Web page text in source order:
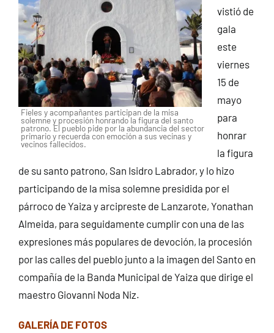
Fieles y acompañantes participan de la misa
solemne y procesión honrando la figura del santo
patrono. El pueblo pide por la abundancia del sector
primario y recuerda con emoción a sus vecinas y
vecinos fallecidos.
vistió de
gala
este
viernes
15 de
mayo
para
honrar
la figura
de su santo patrono, San Isidro Labrador, y lo hizo
participando de la misa solemne presidida por el
párroco de Yaiza y arcipreste de Lanzarote, Yonathan
Almeida, para seguidamente cumplir con una de las
expresiones más populares de devoción, la procesión
por las calles del pueblo junto a la imagen del Santo en
compañía de la Banda Municipal de Yaiza que dirige el
maestro Giovanni Noda Niz.
GALERÍA DE FOTOS